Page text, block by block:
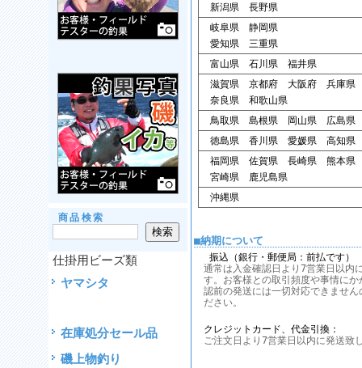
商品検索
仕掛用ビーズ類
ヤマシタ
在庫処分セール品
磯上物釣り
新潟県 長野県
岐阜県 静岡県
愛知県 三重県
富山県 石川県 福井県
滋賀県 京都府 大阪府 兵庫県
奈良県 和歌山県
鳥取県 島根県 岡山県 広島県
徳島県 香川県 愛媛県 高知県
福岡県 佐賀県 長崎県 熊本県
宮崎県 鹿児島県
沖縄県
■納期について
振込（銀行・郵便局：前払です）
通常は入金確認日より7営業日以内
す。お客様との取引頻度や事情に
認前の発送には一切対応できませ
ださい。
クレジットカード、代金引換：
ご注文日より7営業日以内に発送致